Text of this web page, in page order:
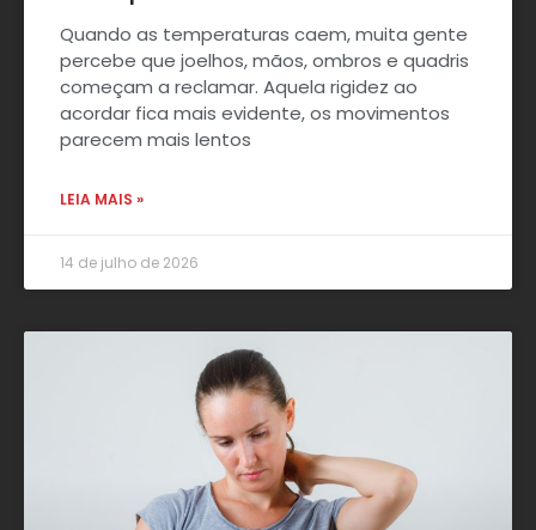
Quando as temperaturas caem, muita gente
percebe que joelhos, mãos, ombros e quadris
começam a reclamar. Aquela rigidez ao
acordar fica mais evidente, os movimentos
parecem mais lentos
LEIA MAIS »
14 de julho de 2026